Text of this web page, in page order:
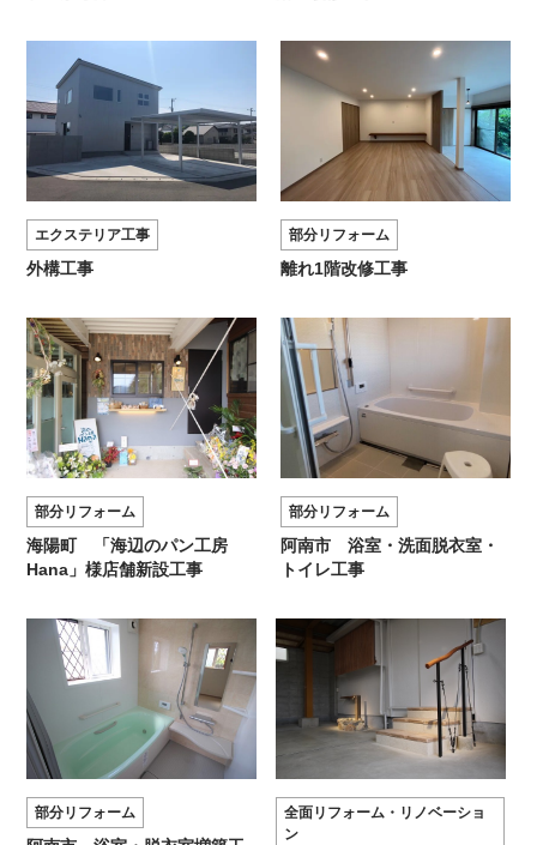
エクステリア工事
外構工事
部分リフォーム
離れ1階改修工事
部分リフォーム
海陽町 「海辺のパン工房
Hana」様店舗新設工事
部分リフォーム
阿南市 浴室・洗面脱衣室・
トイレ工事
部分リフォーム
全面リフォーム・リノベーショ
ン